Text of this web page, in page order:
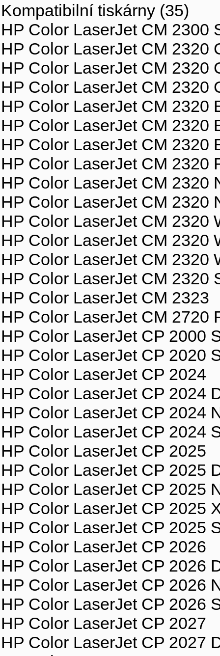
Kompatibilní tiskárny (35)
HP Color LaserJet CM 2300
HP Color LaserJet CM 2320
HP Color LaserJet CM 2320
HP Color LaserJet CM 2320
HP Color LaserJet CM 2320
HP Color LaserJet CM 2320
HP Color LaserJet CM 2320
HP Color LaserJet CM 2320
HP Color LaserJet CM 2320
HP Color LaserJet CM 2320
HP Color LaserJet CM 2320
HP Color LaserJet CM 2320
HP Color LaserJet CM 2320
HP Color LaserJet CM 2320
HP Color LaserJet CM 2323
HP Color LaserJet CM 2720
HP Color LaserJet CP 2000
HP Color LaserJet CP 2020
HP Color LaserJet CP 2024
HP Color LaserJet CP 2024
HP Color LaserJet CP 2024
HP Color LaserJet CP 2024
HP Color LaserJet CP 2025
HP Color LaserJet CP 2025
HP Color LaserJet CP 2025
HP Color LaserJet CP 2025
HP Color LaserJet CP 2025
HP Color LaserJet CP 2026
HP Color LaserJet CP 2026
HP Color LaserJet CP 2026
HP Color LaserJet CP 2026
HP Color LaserJet CP 2027
HP Color LaserJet CP 2027